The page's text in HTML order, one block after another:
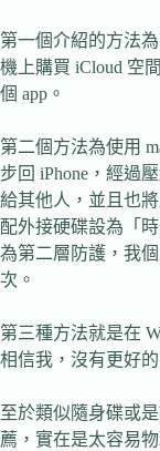
第一個介紹的方法
機上購買 iCloud 空
個 app。
第二個方法為使用
步回 iPhone，經過
給其他人，並且也
配外接硬碟設為「
為第二層防護，我
次。
第三種方法就是在
相信我，沒有更好的
至於類似隨身碟或
薦，實在是太容易